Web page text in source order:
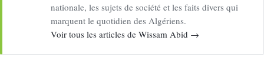
nationale, les sujets de société et les faits divers qui
marquent le quotidien des Algériens.
Voir tous les articles de Wissam Abid →